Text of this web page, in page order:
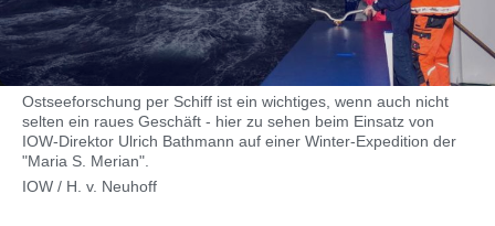
Ostseeforschung per Schiff ist ein wichtiges, wenn auch nicht
selten ein raues Geschäft - hier zu sehen beim Einsatz von
IOW-Direktor Ulrich Bathmann auf einer Winter-Expedition der
"Maria S. Merian".
IOW / H. v. Neuhoff